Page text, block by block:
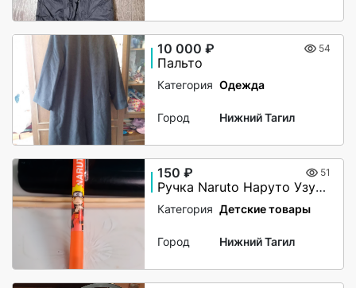
10 000 ₽ 54
Пальто
Категория Одежда
Город Нижний Тагил
150 ₽ 51
Ручка Naruto Наруто Узумаки
Категория Детские товары
Город Нижний Тагил